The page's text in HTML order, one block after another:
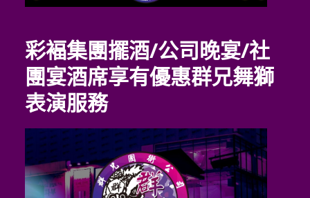
彩褔集團擺酒/公司晚宴/社
團宴酒席享有優惠群兄舞獅
表演服務